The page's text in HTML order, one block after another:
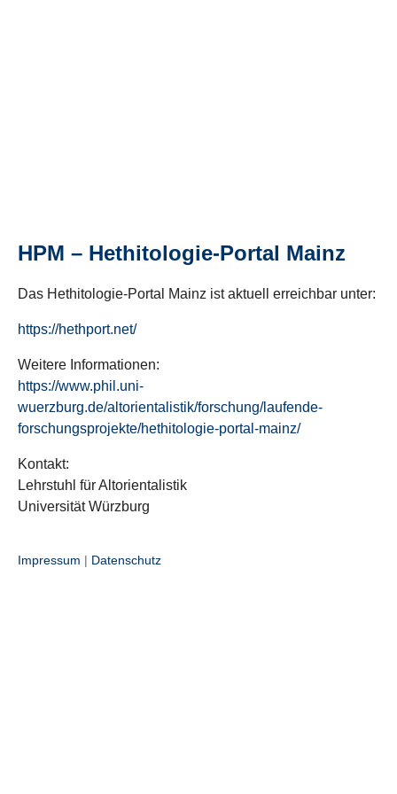
HPM – Hethitologie-Portal Mainz
Das Hethitologie-Portal Mainz ist aktuell erreichbar unter:
https://hethport.net/
Weitere Informationen:
https://www.phil.uni-
wuerzburg.de/altorientalistik/forschung/laufende-
forschungsprojekte/hethitologie-portal-mainz/
Kontakt:
Lehrstuhl für Altorientalistik
Universität Würzburg
Impressum | Datenschutz